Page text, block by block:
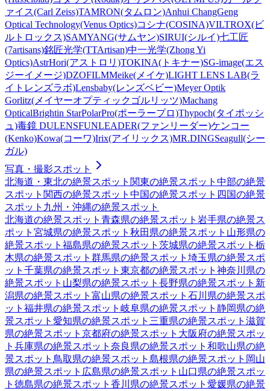
ァイス(Carl Zeiss)TAMRON(タムロン)Anhui ChangGeng
Optical Technology(Venus Optics)コシナ(COSINA)VILTROX(ビ
ルトロックス)SAMYANG(サムヤン)SIRUI(シルイ)七工匠
(7artisans)銘匠光学(TTArtisan)中一光学(Zhong Yi
Optics)AstrHori(アストロリ)TOKINA(トキナー)SG-image(エス
ジーイメージ)DZOFILMMeike(メイケ)LIGHT LENS LAB(ラ
イトレンズラボ)Lensbaby(レンズベビー)Meyer Optik
Gorlitz(メイヤーオプティックゴルリッツ)Machang
OpticalBrightin StarPolarPro(ポーラープロ)Thypoch(タイポッシ
ュ)毒鏡 DULENSFUNLEADER(ファンリーダー)ケンコー
(Kenko)Kowa(コーワ)Irix(アイリックス)MR.DINGSeagull(シー
ガル)
写真・撮影スポット
北海道・東北の絶景スポット 関東の絶景スポット 中部の絶景
スポット 関西の絶景スポット 中国の絶景スポット 四国の絶景
スポット 九州・沖縄の絶景スポット
北海道の絶景スポット 青森県の絶景スポット 岩手県の絶景ス
ポット 宮城県の絶景スポット 秋田県の絶景スポット 山形県の
絶景スポット 福島県の絶景スポット 茨城県の絶景スポット 栃
木県の絶景スポット 群馬県の絶景スポット 埼玉県の絶景スポ
ット 千葉県の絶景スポット 東京都の絶景スポット 神奈川県の
絶景スポット 山梨県の絶景スポット 長野県の絶景スポット 新
潟県の絶景スポット 富山県の絶景スポット 石川県の絶景スポ
ット 福井県の絶景スポット 岐阜県の絶景スポット 静岡県の絶
景スポット 愛知県の絶景スポット 三重県の絶景スポット 滋賀
県の絶景スポット 京都府の絶景スポット 大阪府の絶景スポッ
ト 兵庫県の絶景スポット 奈良県の絶景スポット 和歌山県の絶
景スポット 鳥取県の絶景スポット 島根県の絶景スポット 岡山
県の絶景スポット 広島県の絶景スポット 山口県の絶景スポッ
ト 徳島県の絶景スポット 香川県の絶景スポット 愛媛県の絶景